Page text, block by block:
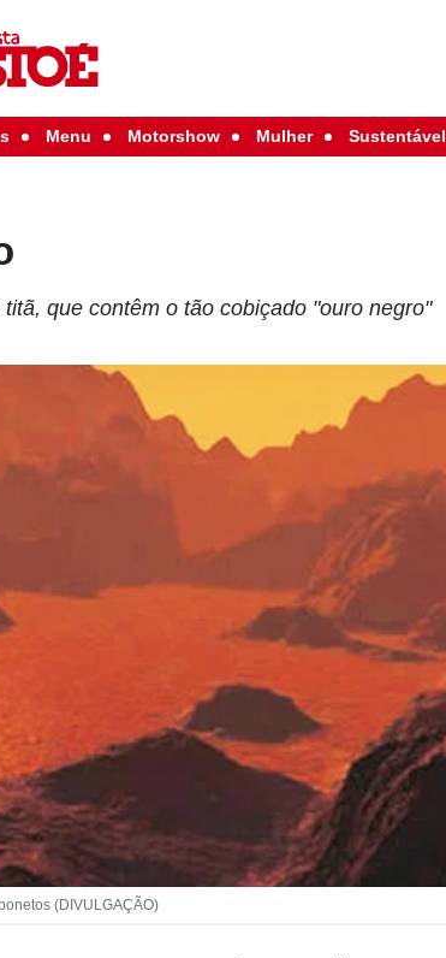
Menu Motorshow Mulher Sustentável
que contêm o tão cobiçado "ouro negro"
(DIVULGAÇÃO)